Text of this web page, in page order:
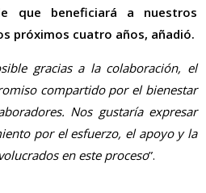
que beneficiará a nuestros
próximos cuatro años, añadió.
gracias a la colaboración, el
compartido por el bienestar
Nos gustaría expresar
por el esfuerzo, el apoyo y la
en este proceso”.